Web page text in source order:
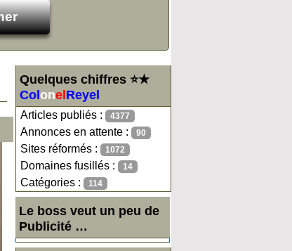
Quelques chiffres ⭐★
Col onel Reyel
Articles publiés : 4377
Annonces en attente : 90
Sites réformés : 1072
Domaines fusillés : 14
Catégories : 114
Le boss veut un peu de
Publicité …